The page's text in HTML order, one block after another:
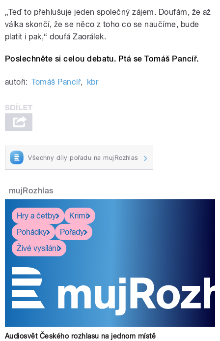
„Teď to přehlušuje jeden společný zájem. Doufám, že až
válka skončí, že se něco z toho co se naučíme, bude
platit i pak,“ doufá Zaorálek.
Poslechněte si celou debatu. Ptá se Tomáš Pancíř.
autoři: Tomáš Pancíř, kbr
Všechny díly pořadu na mujRozhlas
mujRozhlas
Hry a četby
Krimi
Pohádky
Pořady
Živé vysílání
Audiosvět Českého rozhlasu na jednom místě